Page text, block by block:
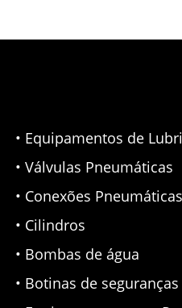
• Equipamentos de
• Válvulas Pneumáticas
• Conexões Pneumáticas
• Cilindros
• Bombas de água
• Botinas de seguranças